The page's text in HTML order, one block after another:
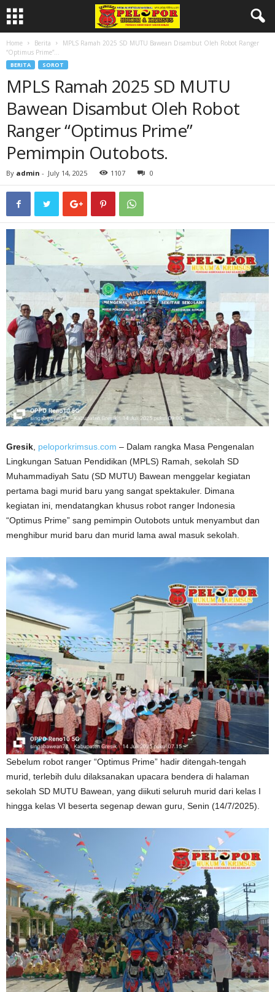
Home Berita
MPLS Ramah 2025 SD MUTU Bawean Disambut Oleh Robot Ranger
“Optimus Prime”...
BERITA SOROT
MPLS Ramah 2025 SD MUTU
Bawean Disambut Oleh Robot
Ranger “Optimus Prime”
Pemimpin Outobots.
By admin - July 14, 2025 1107 0
Gresik peloporkrimsus.com – Dalam rangka Masa Pengenalan
Lingkungan Satuan Pendidikan (MPLS) Ramah, sekolah SD
Muhammadiyah Satu (SD MUTU) Bawean menggelar kegiatan
pertama bagi murid baru yang sangat spektakuler. Dimana
kegiatan ini, mendatangkan khusus robot ranger Indonesia
“Optimus Prime” sang pemimpin Outobots untuk menyambut dan
menghibur murid baru dan murid lama awal masuk sekolah.
Sebelum robot ranger “Optimus Prime” hadir ditengah-tengah
murid, terlebih dulu dilaksanakan upacara bendera di halaman
sekolah SD MUTU Bawean, yang diikuti seluruh murid dari kelas I
hingga kelas VI beserta segenap dewan guru, Senin (14/7/2025).